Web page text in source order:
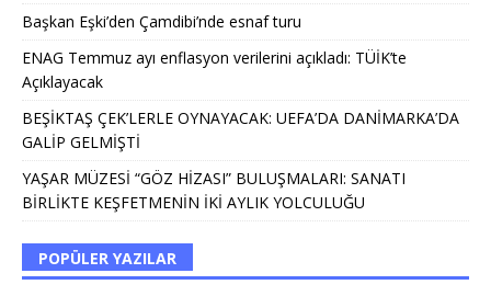
Başkan Eşki’den Çamdibi’nde esnaf turu
ENAG Temmuz ayı enflasyon verilerini açıkladı: TÜİK’te
Açıklayacak
BEŞİKTAŞ ÇEK’LERLE OYNAYACAK: UEFA’DA DANİMARKA’DA
GALİP GELMİŞTİ
YAŞAR MÜZESİ “GÖZ HİZASI” BULUŞMALARI: SANATI
BİRLİKTE KEŞFETMENİN İKİ AYLIK YOLCULUĞU
POPÜLER YAZILAR